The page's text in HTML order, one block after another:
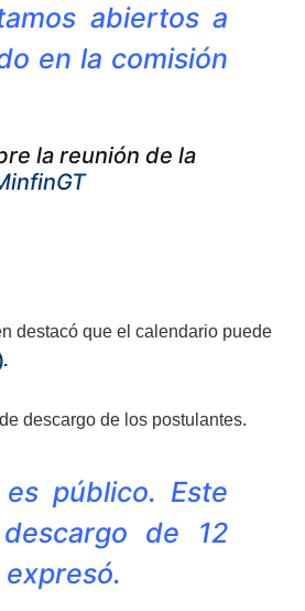
abiertos a
en la comisión
la reunión de la
destacó que el calendario puede
.
descargo de los postulantes.
público. Este
de 12